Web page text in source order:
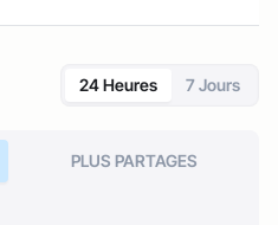
24 Heures 7 Jours
PLUS PARTAGES